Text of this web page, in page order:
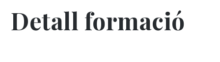
Detall formació